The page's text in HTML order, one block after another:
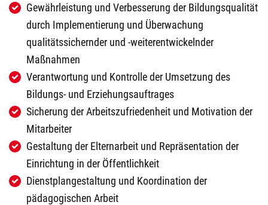
Gewährleistung und Verbesserung der Bildungsqualität
durch Implementierung und Überwachung
qualitätssichernder und -weiterentwickelnder
Maßnahmen
Verantwortung und Kontrolle der Umsetzung des
Bildungs- und Erziehungsauftrages
Sicherung der Arbeitszufriedenheit und Motivation der
Mitarbeiter
Gestaltung der Elternarbeit und Repräsentation der
Einrichtung in der Öffentlichkeit
Dienstplangestaltung und Koordination der
pädagogischen Arbeit